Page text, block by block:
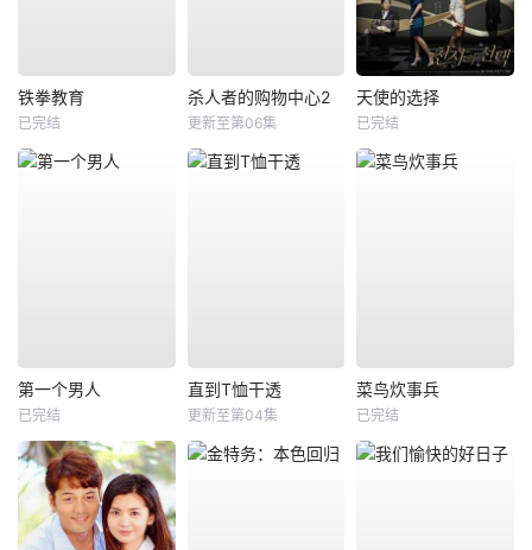
铁拳教育
已完结
杀人者的购物中心2
更新至第06集
天使的选择
已完结
第一个男人
已完结
直到T恤干透
更新至第04集
菜鸟炊事兵
已完结